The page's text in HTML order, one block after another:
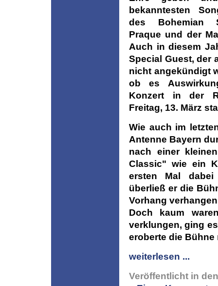
bekanntesten
des Bohemian
Praque und der
Auch in diesem
Special Guest, der
nicht angekündigt
ob es
Konzert in der
Freitag, 13. März
Wie auch im
Antenne Bayern
nach einer
Classic" wie ein
ersten Mal dabei
überließ er die
Vorhang
Doch kaum
verklungen, ging
eroberte die
weiterlesen ...
Veröffentlicht in